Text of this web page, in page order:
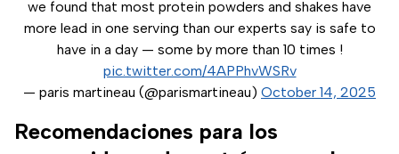
we found that most protein powders and shakes have
more lead in one serving than our experts say is safe to
have in a day — some by more than 10 times !
pic.twitter.com/4APPhvWSRv
— paris martineau (@parismartineau) October 14, 2025
Recomendaciones para los